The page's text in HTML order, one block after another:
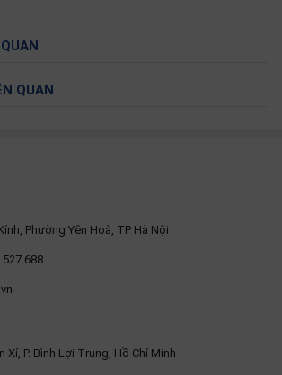
QUAN
Phường Yên Hoà, TP Hà Nội
527 688
P. Bình Lợi Trung, Hồ Chí Minh